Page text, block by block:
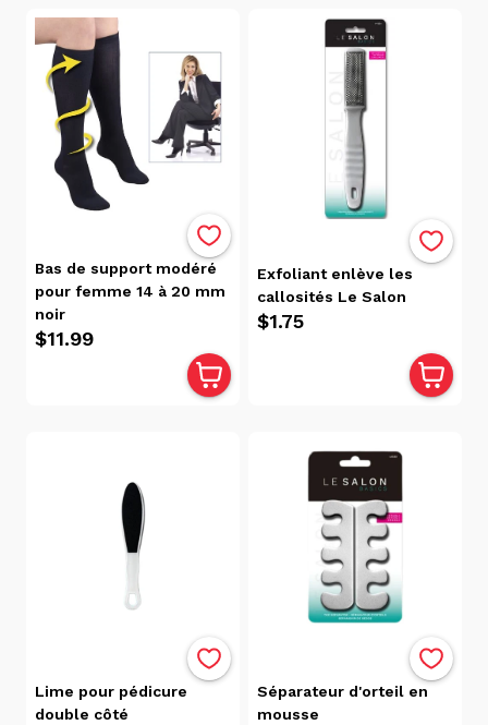
Catégories
Pieds
Santé
Santé
(11)
Soins
Personnels
Produits
(11)
Marque
Bas de support modéré
pour femme 14 à 20 mm
noir
$11.99
Exfoliant enlève les
callosités Le Salon
$1.75
Lime pour pédicure
double côté
Séparateur d'orteil en
mousse